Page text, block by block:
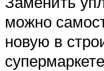
можно
новую в
супермаркете